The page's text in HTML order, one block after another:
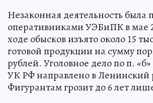
Незаконная деятельность была
оперативниками УЭБиПК в мае
ходе обысков изъято около 15
готовой продукции на сумму
рублей. Уголовное дело по п. «б»
УК РФ направлено в Ленинский
Фигурантам грозит до 6 лет